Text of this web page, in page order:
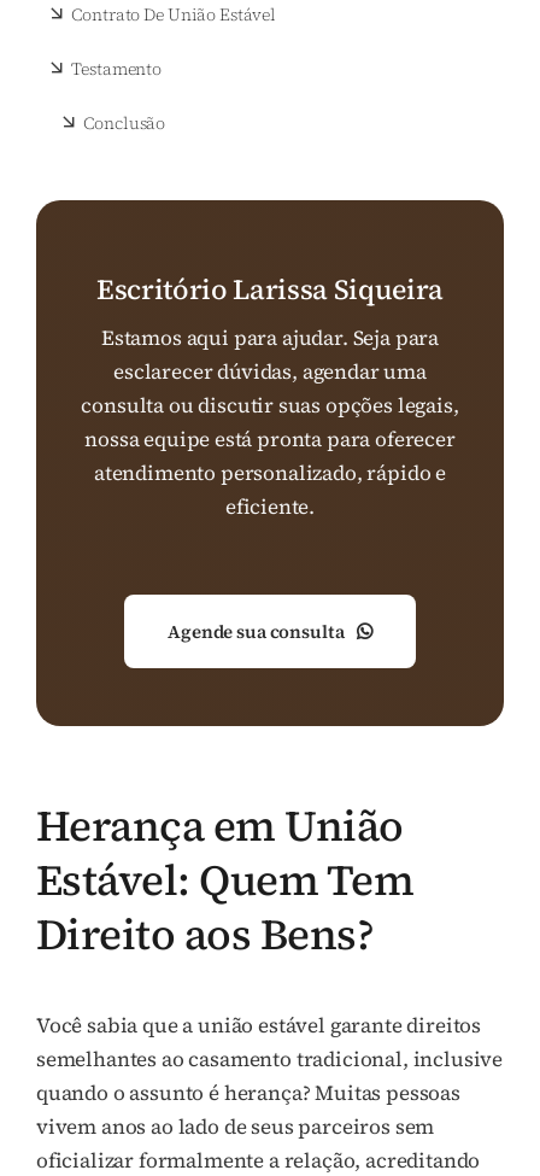
Contrato De União Estável
Testamento
Conclusão
Escritório Larissa Siqueira
Estamos aqui para ajudar. Seja para
esclarecer dúvidas, agendar uma
consulta ou discutir suas opções legais,
nossa equipe está pronta para oferecer
atendimento personalizado, rápido e
eficiente.
Agende sua consulta
Herança em União
Estável: Quem Tem
Direito aos Bens?
Você sabia que a união estável garante direitos
semelhantes ao casamento tradicional, inclusive
quando o assunto é herança? Muitas pessoas
vivem anos ao lado de seus parceiros sem
oficializar formalmente a relação, acreditando